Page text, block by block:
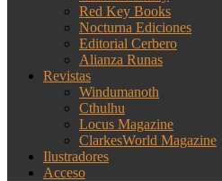
Red Key Books
Nocturna Ediciones
Editorial Cerbero
Alianza Runas
Revistas
Windumanoth
Cthulhu
Locus Magazine
ClarkesWorld Magazine
Ilustradores
Acceso